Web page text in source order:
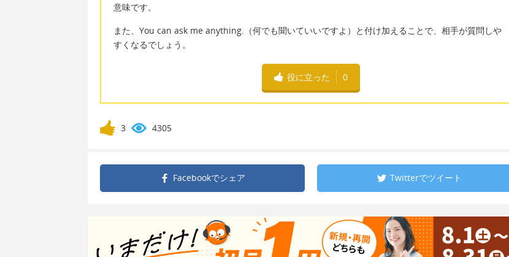
意味です。
また、You can ask me anything.（何でも聞いていいですよ）と付け加えることで、相手が質問しや
すくなるでしょう。
役に立った 0
3 4305
Facebookでシェア Twitterでツイート